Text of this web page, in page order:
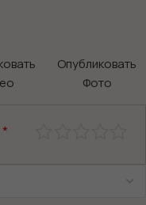
Опубликовать
Фото
*